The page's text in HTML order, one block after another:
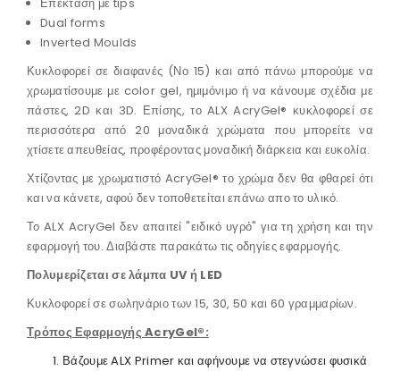
Επέκταση με tips
Dual forms
Inverted Moulds
Κυκλοφορεί σε διαφανές (Νο 15) και από πάνω μπορούμε να
χρωματίσουμε με color gel, ημιμόνιμο ή να κάνουμε σχέδια με
πάστες, 2D και 3D. Επίσης, το ALX AcryGel® κυκλοφορεί σε
περισσότερα από 20 μοναδικά χρώματα που μπορείτε να
χτίσετε απευθείας, προφέροντας μοναδική διάρκεια και ευκολία.
Χτίζοντας με χρωματιστό AcryGel® το χρώμα δεν θα φθαρεί ότι
και να κάνετε, αφού δεν τοποθετείται επάνω απο το υλικό.
Το ALX AcryGel δεν απαιτεί "ειδικό υγρό" για τη χρήση και την
εφαρμογή του. Διαβάστε παρακάτω τις οδηγίες εφαρμογής.
Πολυμερίζεται σε λάμπα UV ή LED
Κυκλοφορεί σε σωληνάριο των 15, 30, 50 και 60 γραμμαρίων.
Τρόπος Εφαρμογής AcryGel®:
Βάζουμε ALX Primer και αφήνουμε να στεγνώσει φυσικά